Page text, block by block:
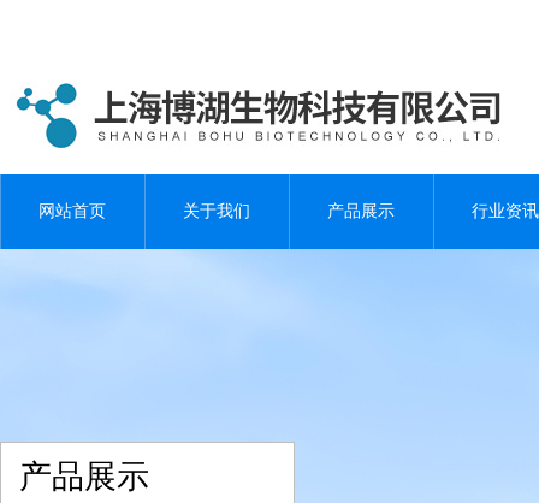
网站首页 关于我们 产品展示 行业资讯
产品展示